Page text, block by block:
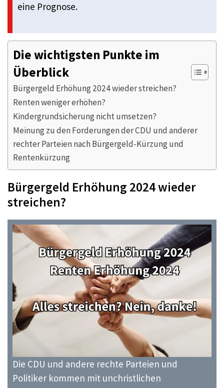
eine Prognose.
Die wichtigsten Punkte im
Überblick
Bürgergeld Erhöhung 2024 wieder streichen?
Renten weniger erhöhen?
Kindergrundsicherung nicht umsetzen?
Meinung zu den Forderungen der CDU und anderer
rechter Parteien nach Bürgergeld-Kürzung und
Rentenkürzung
Bürgergeld Erhöhung 2024 wieder
streichen?
Die CDU und andere rechte Parteien und
Politiker kommen mit unchristlichen